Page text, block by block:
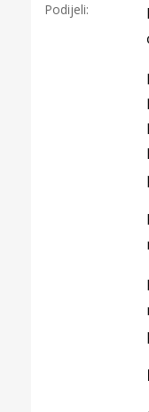
Podijeli: